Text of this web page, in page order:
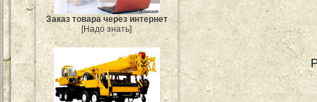
Заказ товара через интернет
[Надо знать]